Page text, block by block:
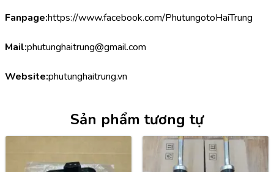
Fanpage:https://www.facebook.com/PhutungotoHaiTrung
Mail:phutunghaitrung@gmail.com
Website:phutunghaitrung.vn
Sản phẩm tương tự